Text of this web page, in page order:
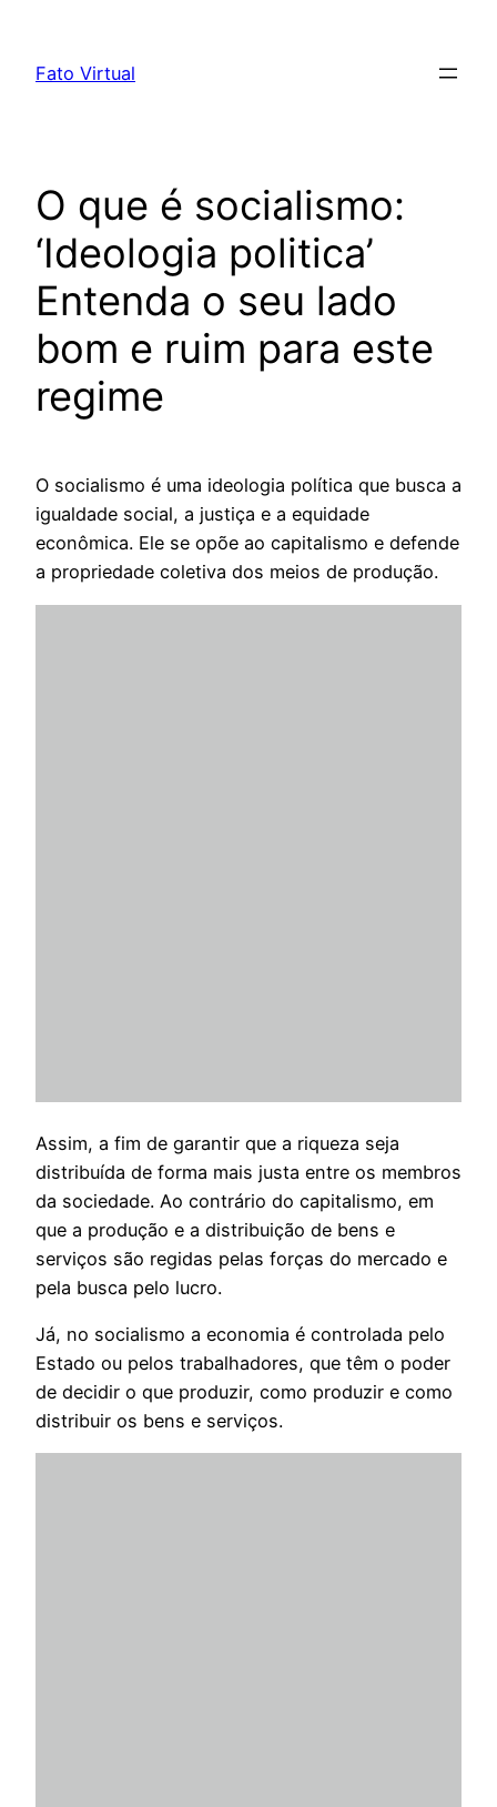
content
Fato Virtual
O que é socialismo:
‘Ideologia politica’
Entenda o seu lado
bom e ruim para este
regime
O socialismo é uma ideologia política que busca a
igualdade social, a justiça e a equidade
econômica. Ele se opõe ao capitalismo e defende
a propriedade coletiva dos meios de produção.
Assim, a fim de garantir que a riqueza seja
distribuída de forma mais justa entre os membros
da sociedade. Ao contrário do capitalismo, em
que a produção e a distribuição de bens e
serviços são regidas pelas forças do mercado e
pela busca pelo lucro.
Já, no socialismo a economia é controlada pelo
Estado ou pelos trabalhadores, que têm o poder
de decidir o que produzir, como produzir e como
distribuir os bens e serviços.